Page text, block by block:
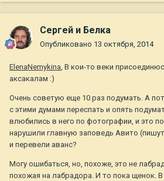
Сергей и Белка
Опубликовано 13 октября, 2014
ElenaNemykina, В кои-то веки
аксакалам :)
Очень советую еще 10 раз подумать. А
с этими думами переспать и опять
влюбились в него по фотографии, и это
нарушили главную заповедь Авито
и перевели аванс?
Могу ошибаться, но, похоже, это не
похожая на лабрадора. И то пока щенок. В